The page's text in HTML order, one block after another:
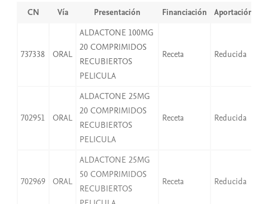
CN Vía Presentación Financiación Aportación
737338 ORAL
ALDACTONE 100MG
20 COMPRIMIDOS
RECUBIERTOS
PELICULA
Receta Reducida
702951 ORAL
ALDACTONE 25MG
20 COMPRIMIDOS
RECUBIERTOS
PELICULA
Receta Reducida
702969 ORAL
ALDACTONE 25MG
50 COMPRIMIDOS
RECUBIERTOS
Receta Reducida